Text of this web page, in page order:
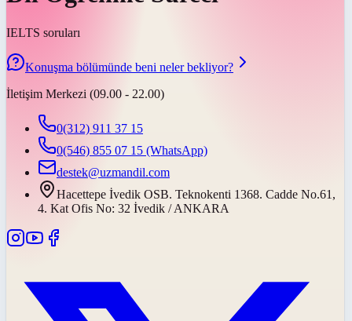
IELTS soruları
Konuşma bölümünde beni neler bekliyor?
İletişim Merkezi (09.00 - 22.00)
0(312) 911 37 15
0(546) 855 07 15 (WhatsApp)
destek@uzmandil.com
Hacettepe İvedik OSB. Teknokenti 1368. Cadde No.61,
4. Kat Ofis No: 32 İvedik / ANKARA